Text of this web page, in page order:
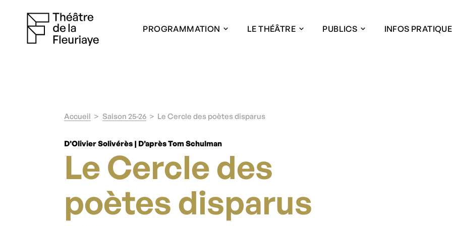
PROGRAMMATION LE THÉÂTRE PUBLICS INFOS
Accueil Saison 25-26 Le Cercle des poètes disparus
D’Olivier Solivérès | D’après Tom Schulman
Le Cercle des
poètes disparus